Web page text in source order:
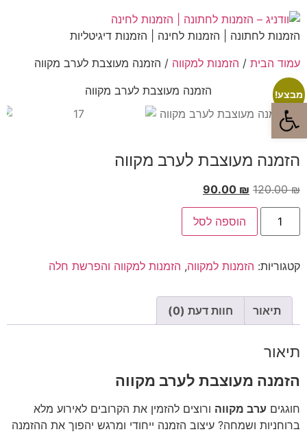
פתח סרגל נגישות
הזמנות לחתונה | הזמנות לחינה | הזמנות דיגיטליות
עמוד הבית / הזמנות למקווה / הזמנה מעוצבת לערב מקווה
מבצע!
הזמנה מעוצבת לערב מקווה
120.00₪
90.00 ₪
הוספה לסל
קטגוריות: הזמנות למקווה, הזמנות למקווה והפרשת חלה
תיאור חוות דעת (0)
תיאור
הזמנה מעוצבת לערב מקווה
חוגגים ערב מקווה ורוצים להזמין את הקרובים לאירוע מלא
ברוחניות ושמחה? עיצוב הזמנה ייחודי ומרגש יהפוך את ההזמנה